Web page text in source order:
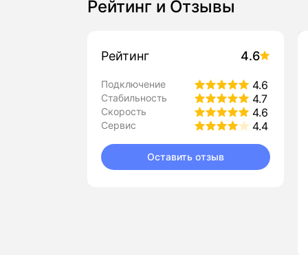
Рейтинг 4.6
Подключение 4.6
Стабильность 4.7
Скорость 4.6
Сервис 4.4
Оставить отзыв
Рейтинг и Отзывы